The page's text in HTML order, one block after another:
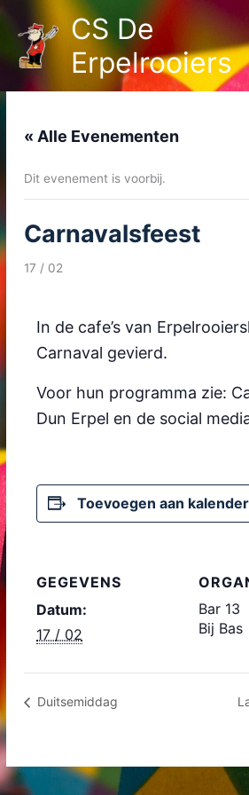
inhoud
CS De
Erpelrooiers
« Alle Evenementen
Dit evenement is voorbij.
Carnavalsfeest
17 / 02
In de cafe’s van
Carnaval gevierd.
Voor hun programma zie:
Dun Erpel en de social
Toevoegen aan kalender
GEGEVENS
Datum:
17 / 02
Bar 13
Bij Bas
Duitsemiddag